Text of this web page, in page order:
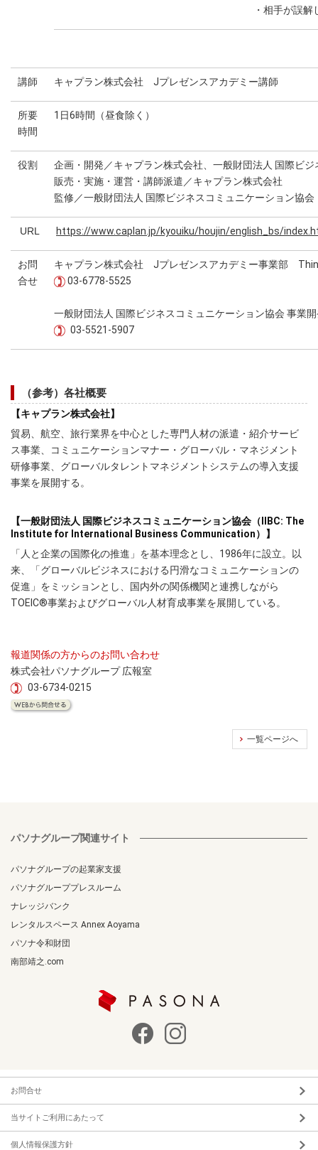
・相手が誤
講師 キャプラン株式会社 Jプレゼンスアカデミー講師
所要
時間
1日6時間（昼食除く）
役割
企画・開発／キャプラン株式会社、一般財団法人 国際ビ
販売・実施・運営・講師派遣／キャプラン株式会社
監修／一般財団法人 国際ビジネスコミュニケーション協会
URL https://www.caplan.jp/kyouiku/houjin/english_bs/
お問
合せ
キャプラン株式会社 Jプレゼンスアカデミー事業部
03-6778-5525
一般財団法人 国際ビジネスコミュニケーション協会 事業
03-5521-5907
（参考）各社概要
【キャプラン株式会社】
貿易、航空、旅行業界を中心とした専門人材の派遣・紹介サービ
ス事業、コミュニケーションマナー・グローバル・マネジメント
研修事業、グローバルタレントマネジメントシステムの導入支援
事業を展開する。
【一般財団法人 国際ビジネスコミュニケーション協会（IIBC: The
Institute for International Business Communication）】
「人と企業の国際化の推進」を基本理念とし、1986年に設立。以
来、「グローバルビジネスにおける円滑なコミュニケーションの
促進」をミッションとし、国内外の関係機関と連携しながら
TOEIC®事業およびグローバル人材育成事業を展開している。
報道関係の方からのお問い合わせ
株式会社パソナグループ 広報室
03-6734-0215
一覧ページへ
パソナグループ関連サイト
パソナグループの起業家支援
パソナグループプレスルーム
ナレッジバンク
レンタルスペース Annex Aoyama
パソナ令和財団
南部靖之.com
お問合せ
当サイトご利用にあたって
個人情報保護方針